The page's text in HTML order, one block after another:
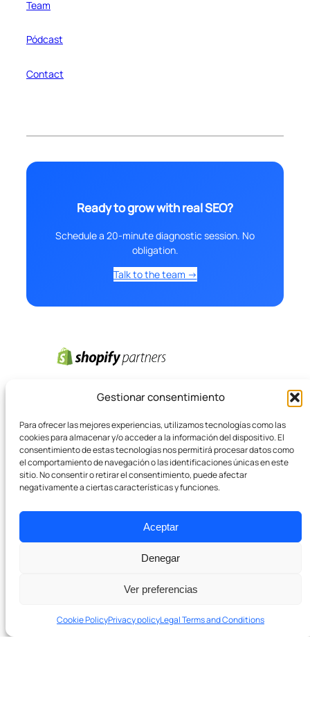
Gestionar consentimiento
Para ofrecer las mejores experiencias, utilizamos tecnologías como las
cookies para almacenar y/o acceder a la información del dispositivo. El
consentimiento de estas tecnologías nos permitirá procesar datos como
el comportamiento de navegación o las identificaciones únicas en este
sitio. No consentir o retirar el consentimiento, puede afectar
negativamente a ciertas características y funciones.
Aceptar
Denegar
Ver preferencias
Cookie PolicyPrivacy policyLegal Terms and Conditions
Team
Pódcast
Contact
Ready to grow with real SEO?
Schedule a 20-minute diagnostic session. No
obligation.
Talk to the team →